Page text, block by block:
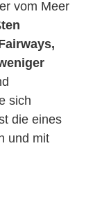
vom Meer
sich
die eines
und mit